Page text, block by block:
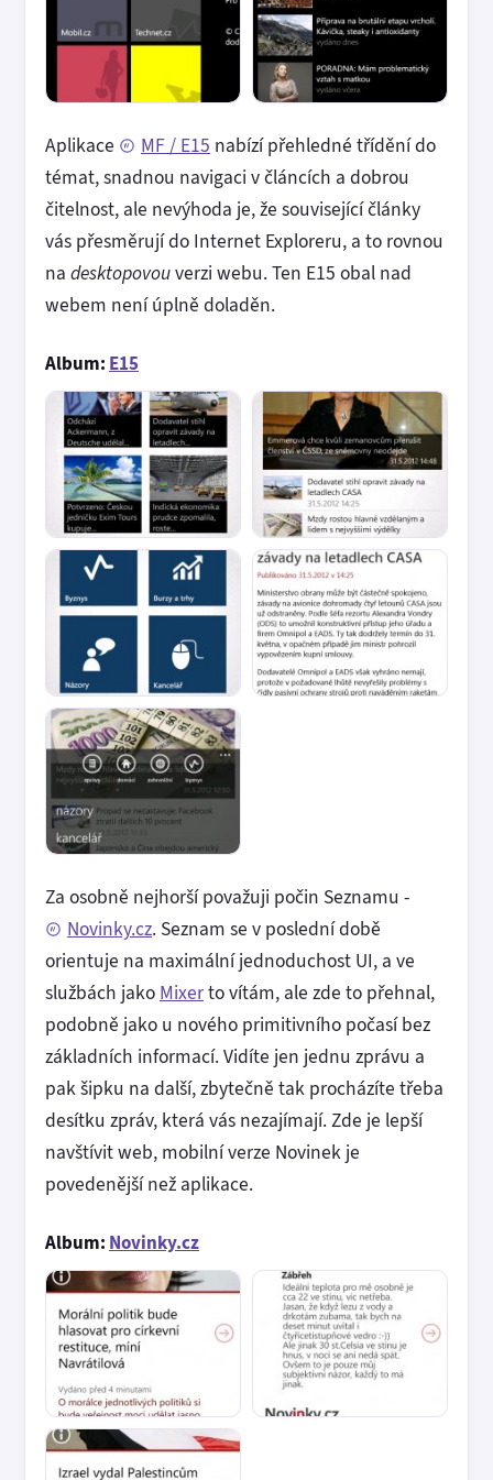
Aplikace MF / E15 nabízí přehledné třídění do
témat, snadnou navigaci v článcích a dobrou
čitelnost, ale nevýhoda je, že související články
vás přesměrují do Internet Exploreru, a to rovnou
na desktopovouverzi webu. Ten E15 obal nad
webem není úplně doladěn.
Album: E15
Za osobně nejhorší považuji počin Seznamu -
Novinky.cz. Seznam se v poslední době
orientuje na maximální jednoduchost UI, a ve
službách jako Mixerto vítám, ale zde to přehnal,
podobně jako u nového primitivního počasí bez
základních informací. Vidíte jen jednu zprávu a
pak šipku na další, zbytečně tak procházíte třeba
desítku zpráv, která vás nezajímají. Zde je lepší
navštívit web, mobilní verze Novinek je
povedenější než aplikace.
Album: Novinky.cz